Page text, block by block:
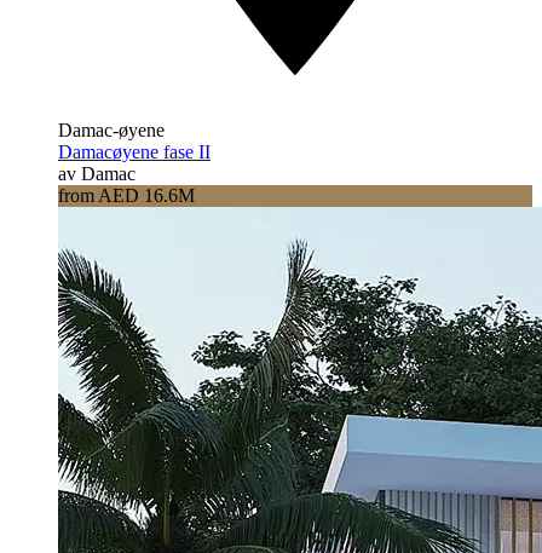
Damac-øyene
Damacøyene fase II
av Damac
from AED 16.6M